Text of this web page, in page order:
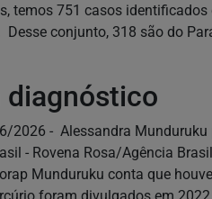
temos 751 casos
conjunto, 318 são do
diagnóstico
2026 - Alessandra
- Rovena Rosa/Agência Brasil
Munduruku conta que
foram divulgados em